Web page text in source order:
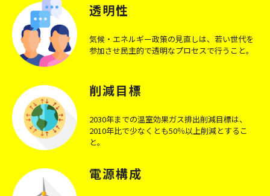
透明性
気候・エネルギー政策の見直しは、若い世代を
参加させ民主的で透明なプロセスで行うこと。
削減目標
2030年までの温室効果ガス排出削減目標は、
2010年比で少なくとも50％以上削減とするこ
と。
電源構成